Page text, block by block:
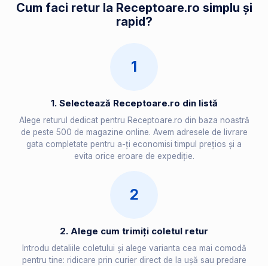
Cum faci retur la Receptoare.ro simplu și
rapid?
1
1. Selectează Receptoare.ro din listă
Alege returul dedicat pentru Receptoare.ro din baza noastră
de peste 500 de magazine online. Avem adresele de livrare
gata completate pentru a-ți economisi timpul prețios și a
evita orice eroare de expediție.
2
2. Alege cum trimiți coletul retur
Introdu detaliile coletului și alege varianta cea mai comodă
pentru tine: ridicare prin curier direct de la ușă sau predare